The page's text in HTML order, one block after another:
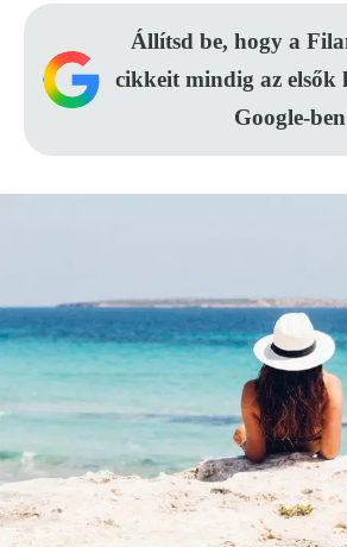
Állítsd be, hogy a
cikkeit mindig az elsők
Google-ben